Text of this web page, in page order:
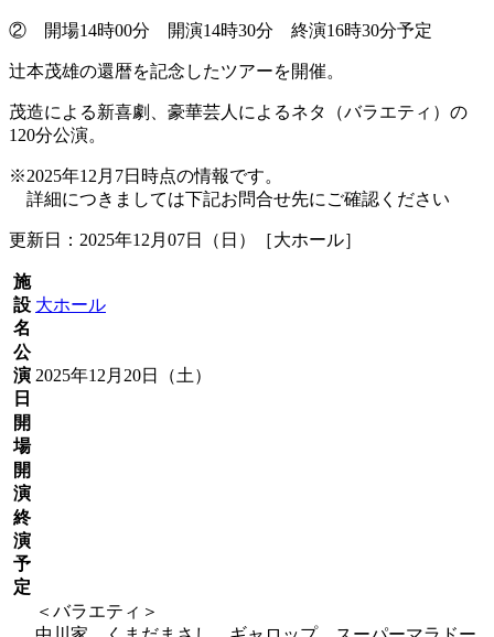
② 開場14時00分 開演14時30分 終演16時30分予定
辻本茂雄の還暦を記念したツアーを開催。
茂造による新喜劇、豪華芸人によるネタ（バラエティ）の
120分公演。
※2025年12月7日時点の情報です。
詳細につきましては下記お問合せ先にご確認ください
更新日：2025年12月07日（日）［大ホール］
施
設
名
大ホール
公
演
日
2025年12月20日（土）
開
場
開
演
終
演
予
定
＜バラエティ＞